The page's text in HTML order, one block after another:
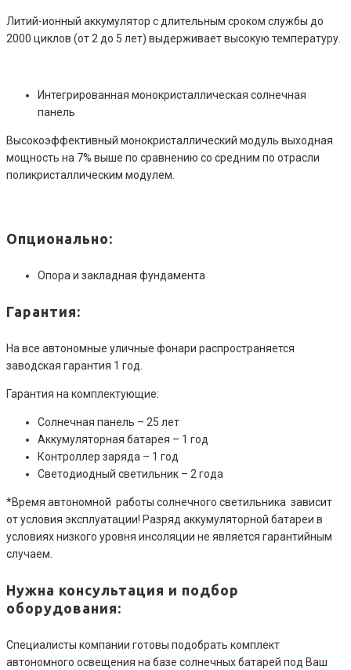
Литий-ионный аккумулятор с длительным сроком службы до
2000 циклов (от 2 до 5 лет) выдерживает высокую температуру.
Интегрированная монокристаллическая солнечная
панель
Высокоэффективный монокристаллический модуль выходная
мощность на 7% выше по сравнению со средним по отрасли
поликристаллическим модулем.
Опционально:
Опора и закладная фундамента
Гарантия:
На все автономные уличные фонари распространяется
заводская гарантия 1 год.
Гарантия на комплектующие:
Солнечная панель – 25 лет
Аккумуляторная батарея – 1 год
Контроллер заряда – 1 год
Светодиодный светильник – 2 года
*Время автономной работы солнечного светильника зависит
от условия эксплуатации! Разряд аккумуляторной батареи в
условиях низкого уровня инсоляции не является гарантийным
случаем.
Нужна консультация и подбор
оборудования:
Специалисты компании готовы подобрать комплект
автономного освещения на базе солнечных батарей под Ваш